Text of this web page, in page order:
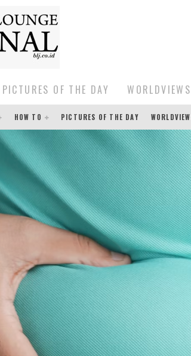
PICTURES OF THE DAY WORLDVIEWS
HOW TO PICTURES OF THE DAY